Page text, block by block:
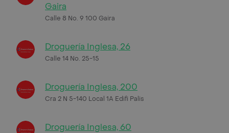
Gaira
Calle 8 No. 9 100 Gaira
Droguería Inglesa, 26
Calle 14 No. 25-15
Droguería Inglesa, 200
Cra 2 N 5-140 Local 1A Edifi Palis
Droguería Inglesa, 60